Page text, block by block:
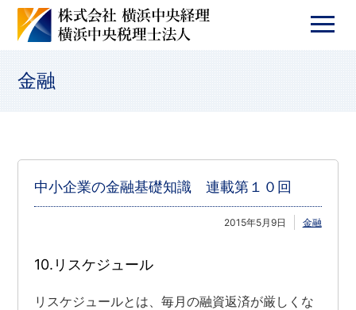
金融
中小企業の金融基礎知識 連載第１０回
2015年5月9日 金融
10.リスケジュール
リスケジュールとは、毎月の融資返済が厳しくな